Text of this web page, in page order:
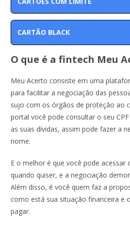
CARTÃO BLACK
O que é a fintech Meu
Meu Acerto consiste em uma
para facilitar a negociação das
sujo com os órgãos de proteção ao
portal você pode consultar o seu
as suas dívidas, assim pode fazer a
nome.
E o melhor é que você pode acessar
quando quiser, e a negociação
Além disso, é você quem faz a
como está sua situação financeira e
pagar.